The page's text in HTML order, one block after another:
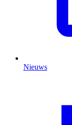
Nieuws